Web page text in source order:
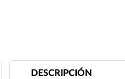
DESCRIPCIÓN